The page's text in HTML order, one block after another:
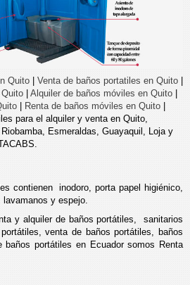
Quito Venta de baños portatiles en Quito
Alquiler de baños móviles en Quito
Renta de baños móviles en Quito
para el alquiler y venta en Quito,
Esmeraldas, Guayaquil, Loja y
contienen inodoro, porta papel higiénico,
lavamanos y espejo.
y alquiler de baños portátiles, sanitarios
venta de baños portátiles, baños
portátiles en Ecuador somos Renta